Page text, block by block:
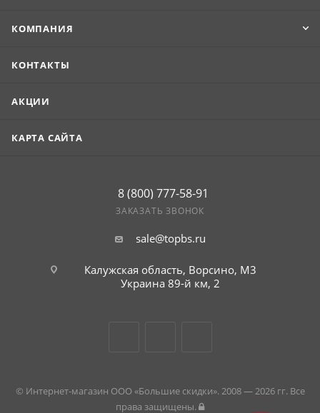
КОМПАНИЯ
КОНТАКТЫ
АКЦИИ
КАРТА САЙТА
8 (800) 777-58-91
ЗАКАЗАТЬ ЗВОНОК
sale@topbs.ru
Калужская область, Ворсино, М3
Украина 89-й км, 2
© Интернет-магазин ООО «Большие скидки». 2008 — 2026 гг. Все
права защищены.